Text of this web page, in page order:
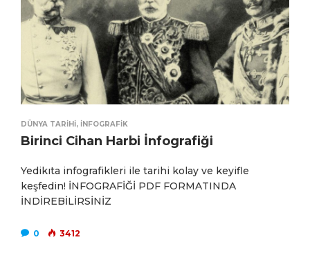
DÜNYA TARIHI, İNFOGRAFIK
Birinci Cihan Harbi İnfografiği
Yedikıta infografikleri ile tarihi kolay ve keyifle
keşfedin! İNFOGRAFİĞİ PDF FORMATINDA
İNDİREBİLİRSİNİZ
0 3412